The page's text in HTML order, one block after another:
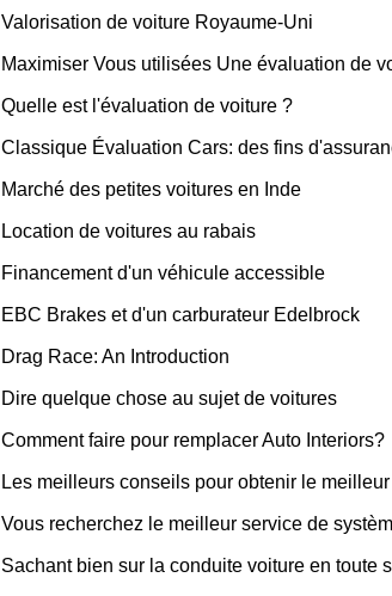
Valorisation de voiture Royaume-Uni
Maximiser Vous utilisées Une évaluation de
Quelle est l'évaluation de voiture ?
Classique Évaluation Cars: des fins
Marché des petites voitures en Inde
Location de voitures au rabais
Financement d'un véhicule accessible
EBC Brakes et d'un carburateur Edelbrock
Drag Race: An Introduction
Dire quelque chose au sujet de voitures
Comment faire pour remplacer Auto Interiors?
Les meilleurs conseils pour obtenir le
Vous recherchez le meilleur service de
Sachant bien sur la conduite voiture en toute